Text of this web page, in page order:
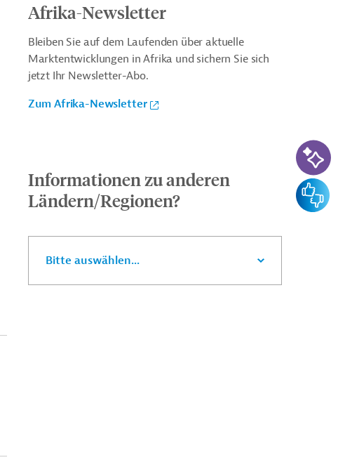
Afrika-Newsletter
Bleiben Sie auf dem Laufenden über aktuelle
Marktentwicklungen in Afrika und sichern Sie sich
jetzt Ihr Newsletter-Abo.
Zum Afrika-Newsletter
Informationen zu anderen
Ländern/Regionen?
Bitte auswählen...
KI-